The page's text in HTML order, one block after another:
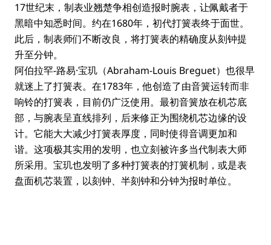
17世纪末，制表业翘楚争相创造报时腕表，让佩戴者于
黑暗中知悉时间。约在1680年，初代打簧表终于面世。
此后，制表师们不断改良，将打簧表的精确度从刻钟提
升至分钟。
阿伯拉罕-路易·宝玑（Abraham-Louis Breguet）也很早
就迷上了打簧表。在1783年，他创造了由音簧运转而非
响铃的打簧表，目前仍广泛使用。最初音簧放在机芯底
部，与腕表呈直线排列，后来修正为围绕机芯边缘的设
计。它能大大减少打簧表厚度，同时使得音调更加和
谐。这项极其实用的发明，也立刻被许多当代制表大师
所采用。宝玑也发明了多种打簧表的打簧机制，或是表
盘面机芯装置，以刻钟、半刻钟和分钟为报时单位。